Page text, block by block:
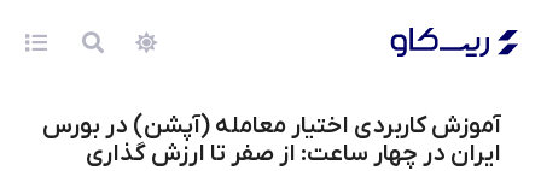
آموزش کاربردی اختیار معامله (آپشن) در بورس
ایران در چهار ساعت: از صفر تا ارزش گذاری